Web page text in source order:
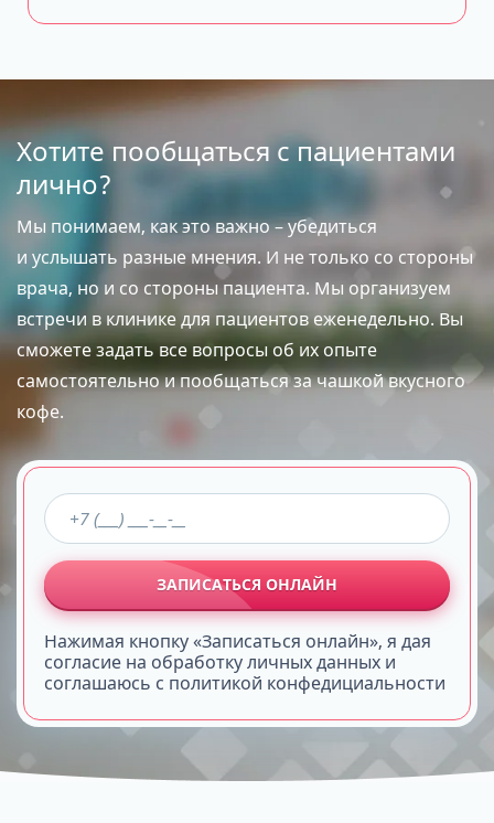
Хотите пообщаться с пациентами
лично?
Мы понимаем, как это важно – убедиться
и услышать разные мнения. И не только со стороны
врача, но и со стороны пациента. Мы организуем
встречи в клинике для пациентов еженедельно. Вы
сможете задать все вопросы об их опыте
самостоятельно и пообщаться за чашкой вкусного
кофе.
ЗАПИСАТЬСЯ ОНЛАЙН
Нажимая кнопку «Записаться онлайн», я дая
согласие на обработку личных данных и
соглашаюсь с политикой конфедициальности